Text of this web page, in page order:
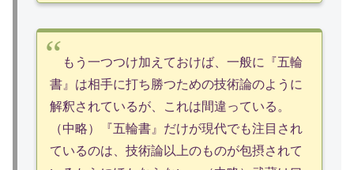
もう一つつけ加えておけば、一般に『五輪
書』は相手に打ち勝つための技術論のように
解釈されているが、これは間違っている。
（中略）『五輪書』だけが現代でも注目され
ているのは、技術論以上のものが包摂されて